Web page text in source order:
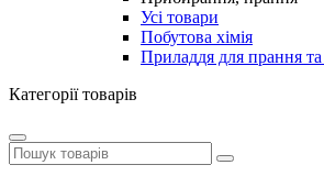
Усі товари
Побутова хімія
Приладдя для прання
Категорії товарів